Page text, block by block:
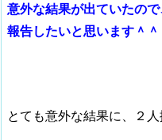
意外な結果が出ていたの
報告したいと思います＾＾
とても意外な結果に、２